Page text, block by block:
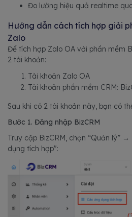
Đo lường hiệu quả realtime
Hướng dẫn cách tích hợp giải
Zalo
Để tích hợp Zalo OA với phần mềm
2 tài khoản:
Tài khoản Zalo OA
Tài khoản phần mềm CRM:
Sau khi có 2 tài khoản này, bạn có
Bước 1. Đăng nhập BizCRM
Truy cập BizCRM, chọn “Quản lý”
dụng tích hợp":